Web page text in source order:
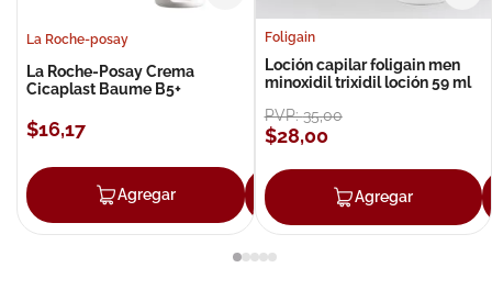
La Roche-posay
La Roche-Posay Crema
Cicaplast Baume B5+
$16,17
Agregar Agregar
Foligain
Loción capilar foligain men
minoxidil trixidil loción 59 ml
PVP:35,00
$28,00
Agregar